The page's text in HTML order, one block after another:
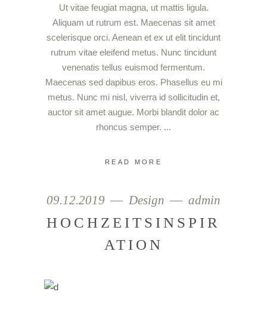
Ut vitae feugiat magna, ut mattis ligula.
Aliquam ut rutrum est. Maecenas sit amet
scelerisque orci. Aenean et ex ut elit tincidunt
rutrum vitae eleifend metus. Nunc tincidunt
venenatis tellus euismod fermentum.
Maecenas sed dapibus eros. Phasellus eu mi
metus. Nunc mi nisl, viverra id sollicitudin et,
auctor sit amet augue. Morbi blandit dolor ac
rhoncus semper.
READ MORE
09.12.2019 Design admin
HOCHZEITSINSPIR
ATION